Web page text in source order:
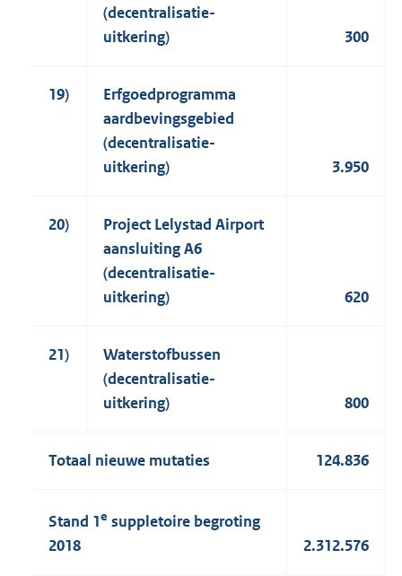
(decentralisatie-
uitkering)
300
19)
Erfgoedprogramma
aardbevingsgebied
(decentralisatie-
uitkering)
3.950
20)
Project Lelystad Airport
aansluiting A6
(decentralisatie-
uitkering)
620
21)
Waterstofbussen
(decentralisatie-
uitkering)
800
Totaal nieuwe mutaties 124.836
Stand 1e suppletoire begroting
2018
2.312.576